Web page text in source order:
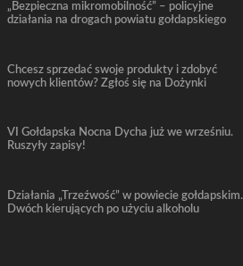
„Bezpieczna mikromobilność” – policyjne
działania na drogach powiatu gołdapskiego
Chcesz sprzedać swoje produkty i zdobyć
nowych klientów? Zgłoś się na Dożynki
VI Gołdapska Nocna Dycha już we wrześniu.
Ruszyły zapisy!
Działania „Trzeźwość” w powiecie gołdapskim.
Dwóch kierujących po użyciu alkoholu